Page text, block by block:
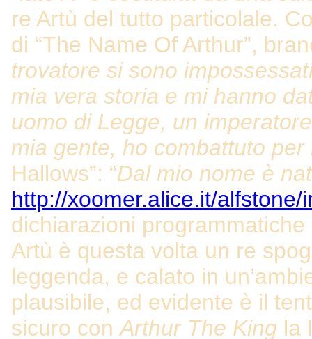
re Artù del tutto particolale.
di “The Name Of Arthur”,
trovatore si sono
mia vera storia e mi hanno
uomo di Legge, un
mia gente, ho combattuto per
Hallows”: “Dal mio nome è
http://xoomer.alice.it/
dichiarazioni
Artù è questa volta un re
leggenda, e calato in
plausibile, ed evidente è il
sicuro conArthur The King la